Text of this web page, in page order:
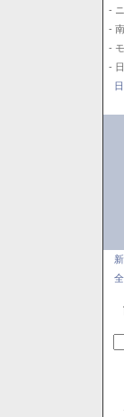
-
-
-
-
全
イ